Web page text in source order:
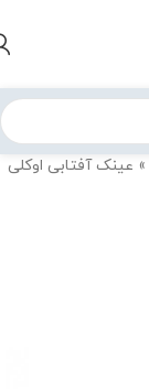
» عینک آفتابی اوکلی